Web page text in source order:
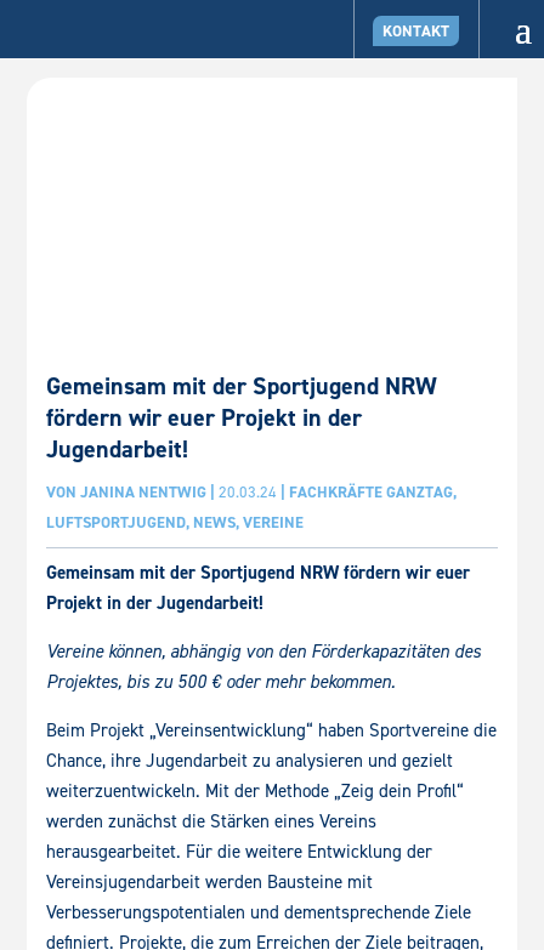
KONTAKT
Gemeinsam mit der Sportjugend NRW
fördern wir euer Projekt in der
Jugendarbeit!
VONJANINA NENTWIG |20.03.24 FACHKRÄFTE GANZTAG,
LUFTSPORTJUGEND, NEWS,VEREINE
Gemeinsam mit der Sportjugend NRW fördern wir euer
Projekt in der Jugendarbeit!
Vereine können, abhängig von den Förderkapazitäten des
Projektes, bis zu 500 € oder mehr bekommen.
Beim Projekt „Vereinsentwicklung“ haben Sportvereine die
Chance, ihre Jugendarbeit zu analysieren und gezielt
weiterzuentwickeln. Mit der Methode „Zeig dein Profil“
werden zunächst die Stärken eines Vereins
herausgearbeitet. Für die weitere Entwicklung der
Vereinsjugendarbeit werden Bausteine mit
Verbesserungspotentialen und dementsprechende Ziele
definiert. Projekte, die zum Erreichen der Ziele beitragen,